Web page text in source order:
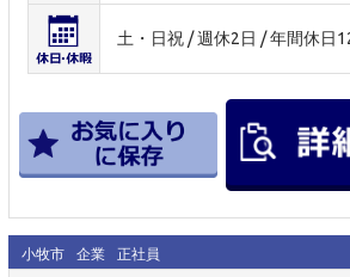
土・日祝 / 週休2日 / 年間休日
小牧市 企業 正社員